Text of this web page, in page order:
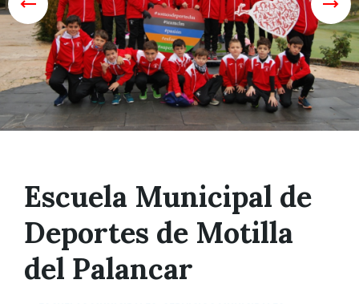
Escuela Municipal de
Deportes de Motilla
del Palancar